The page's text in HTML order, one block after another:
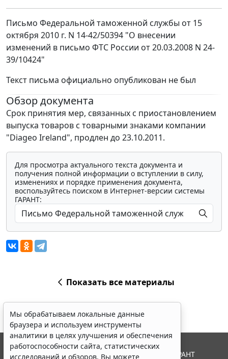
Письмо Федеральной таможенной службы от 15
октября 2010 г. N 14-42/50394 "О внесении
изменений в письмо ФТС России от 20.03.2008 N 24-
39/10424"
Текст письма официально опубликован не был
Обзор документа
Срок принятия мер, связанных с приостановлением
выпуска товаров с товарными знаками компании
"Diageo Ireland", продлен до 23.10.2011.
Для просмотра актуального текста документа и
получения полной информации о вступлении в силу,
изменениях и порядке применения документа,
воспользуйтесь поиском в Интернет-версии системы
ГАРАНТ:
Показать все материалы
Мы обрабатываем локальные данные
браузера и используем инструменты
аналитики в целях улучшения и обеспечения
работоспособности сайта, статистических
исследований и обзоров. Вы можете
© ООО "НПП "ГАРАНТ-СЕРВИС", 2026. Система ГАРАНТ